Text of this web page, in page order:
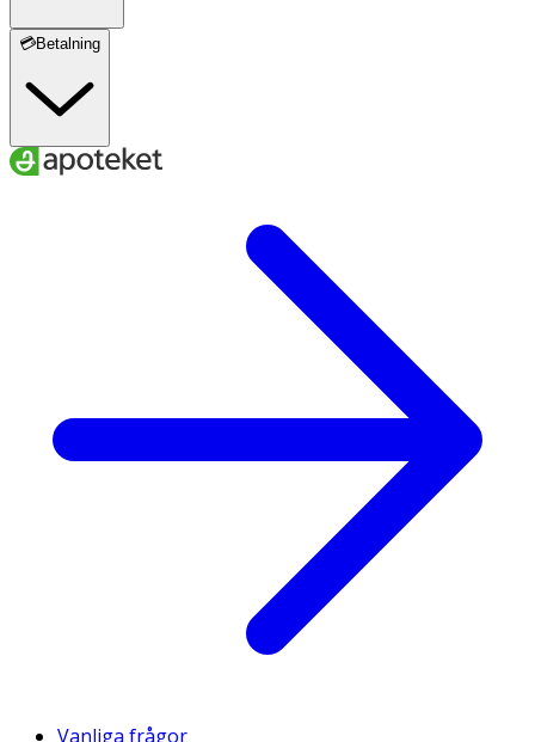
💳Betalning
Vanliga frågor